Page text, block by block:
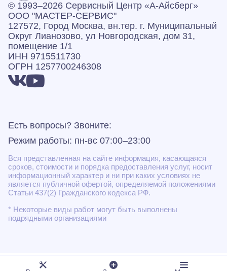
© 1993–2026 Сервисный Центр «А‑Айсберг»
ООО "МАСТЕР-СЕРВИС"
127572, Город Москва, вн.тер. г. Муниципальный
Округ Лианозово, ул Новгородская, дом 31,
помещение 1/1
ИНН 9715511730
ОГРН 1257700246308
Есть вопросы? Звоните:
Режим работы: пн-вс 07:00–23:00
Вся представленная на сайте информация, касающаяся
сроков, стоимости и порядка предоставления услуг, носит
информационный характер и ни при каких условиях не
является публичной офертой, определяемой положениями
Статьи 437(2) Гражданского кодекса РФ.
* Некоторые виды работ могут быть выполнены
подрядными организациями